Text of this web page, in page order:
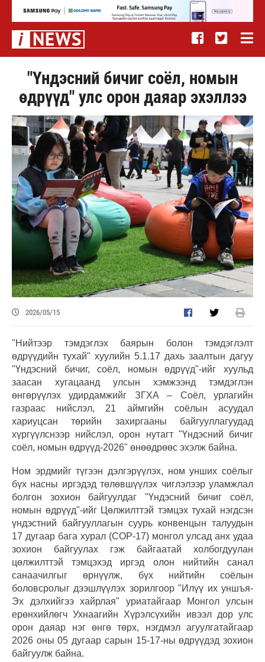
"Үндэсний бичиг соёл, номын
өдрүүд" улс орон даяар эхэллээ
2026/05/15
"Нийтээр тэмдэглэх баярын болон тэмдэглэлт
өдрүүдийн тухай" хуулийн 5.1.17 дахь заалтын дагуу
"Үндэсний бичиг, соёл, номын өдрүүд"-ийг хуульд
заасан хугацаанд улсын хэмжээнд тэмдэглэн
өнгөрүүлэх удирдамжийг ЗГХА – Соёл, урлагийн
газраас нийслэл, 21 аймгийн соёлын асуудал
хариуцсан төрийн захиргааны байгууллагуудад
хүргүүлснээр нийслэл, орон нутагт "Үндэсний бичиг
соёл, номын өдрүүд-2026" өнөөдрөөс эхэлж байна.
Ном эрдмийг түгээн дэлгэрүүлэх, ном унших соёлыг
бүх насны иргэдэд төлөвшүүлэх чиглэлээр уламжлал
болгон зохион байгуулдаг "Үндэсний бичиг соёл,
номын өдрүүд"-ийг Цөлжилттэй тэмцэх тухай нэгдсэн
үндэстний байгууллагын суурь конвенцын талуудын
17 дугаар бага хурал (СОР-17) монгол улсад анх удаа
зохион байгуулах гэж байгаатай холбогдуулан
цөлжилттэй тэмцэхэд иргэд олон нийтийн санал
санаачилгыг өрнүүлж, бүх нийтийн соёлын
боловсролыг дээшлүүлэх зорилгоор "Илүү их уншъя-
Эх дэлхийгээ хайрлая" уриатайгаар Монгол улсын
ерөнхийлөгч Ухнаагийн Хүрэлсүхийн ивээл дор улс
орон даяар нэг өнгө төрх, нэгдмэл агуулгатайгаар
2026 оны 05 дугаар сарын 15-17-ны өдрүүдэд зохион
байгуулж байна.